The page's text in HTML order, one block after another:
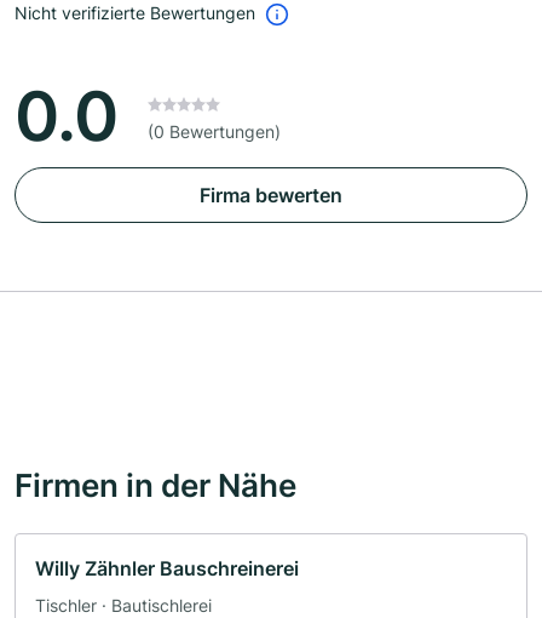
Nicht verifizierte Bewertungen
0.0 (0 Bewertungen)
Firma bewerten
Firmen in der Nähe
Willy Zähnler Bauschreinerei
Tischler · Bautischlerei